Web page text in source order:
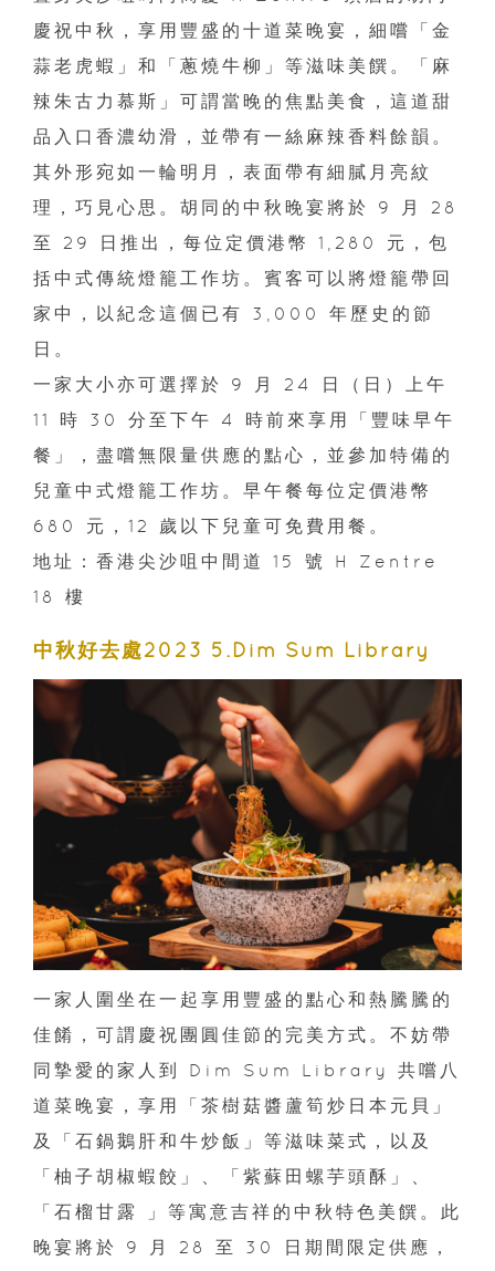
慶祝中秋，享用豐盛的十道菜晚宴，細嚐「金
蒜老虎蝦」和「蔥燒牛柳」等滋味美饌。「麻
辣朱古力慕斯」可謂當晚的焦點美食，這道甜
品入口香濃幼滑，並帶有一絲麻辣香料餘韻。
其外形宛如一輪明月，表面帶有細膩月亮紋
理，巧見心思。胡同的中秋晚宴將於 9 月 28
至 29 日推出，每位定價港幣 1,280 元，包
括中式傳統燈籠工作坊。賓客可以將燈籠帶回
家中，以紀念這個已有 3,000 年歷史的節
日。
一家大小亦可選擇於 9 月 24 日（日）上午
11 時 30 分至下午 4 時前來享用「豐味早午
餐」，盡嚐無限量供應的點心，並參加特備的
兒童中式燈籠工作坊。早午餐每位定價港幣
680 元，12 歲以下兒童可免費用餐。
地址：香港尖沙咀中間道 15 號 H Zentre
18 樓
中秋好去處2023 5.Dim Sum Library
一家人圍坐在一起享用豐盛的點心和熱騰騰的
佳餚，可謂慶祝團圓佳節的完美方式。不妨帶
同摯愛的家人到 Dim Sum Library 共嚐八
道菜晚宴，享用「茶樹菇醬蘆筍炒日本元貝」
及「石鍋鵝肝和牛炒飯」等滋味菜式，以及
「柚子胡椒蝦餃」、「紫蘇田螺芋頭酥」、
「石榴甘露 」等寓意吉祥的中秋特色美饌。此
晚宴將於 9 月 28 至 30 日期間限定供應，